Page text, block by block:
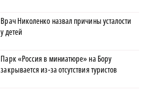
Врач Николенко назвал причины усталости
у детей
Парк «Россия в миниатюре» на Бору
закрывается из-за отсутствия туристов